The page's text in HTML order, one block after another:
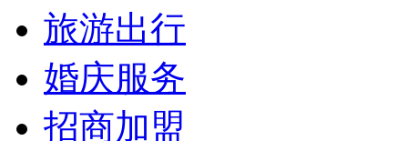
旅游出行
婚庆服务
招商加盟